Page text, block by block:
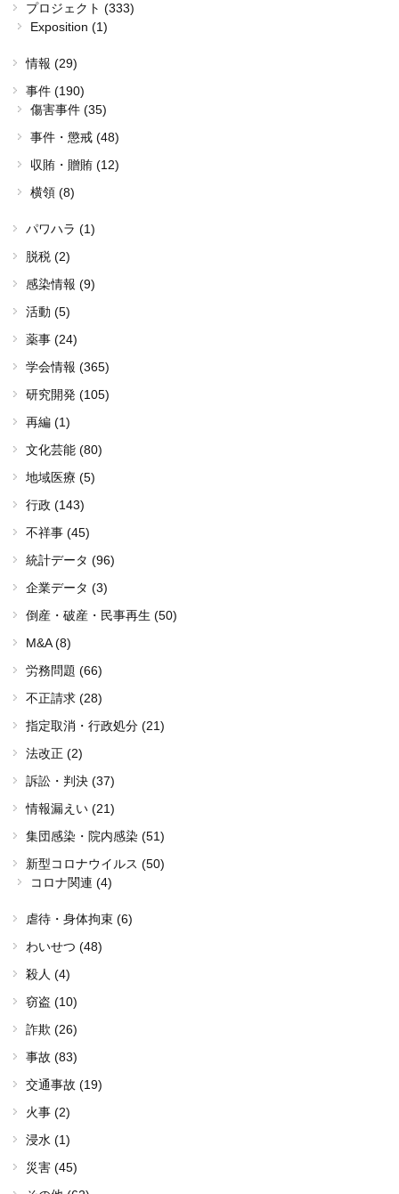
プロジェクト (333)
Exposition (1)
情報 (29)
事件 (190)
傷害事件 (35)
事件・懲戒 (48)
収賄・贈賄 (12)
横領 (8)
パワハラ (1)
脱税 (2)
感染情報 (9)
活動 (5)
薬事 (24)
学会情報 (365)
研究開発 (105)
再編 (1)
文化芸能 (80)
地域医療 (5)
行政 (143)
不祥事 (45)
統計データ (96)
企業データ (3)
倒産・破産・民事再生 (50)
M&A (8)
労務問題 (66)
不正請求 (28)
指定取消・行政処分 (21)
法改正 (2)
訴訟・判決 (37)
情報漏えい (21)
集団感染・院内感染 (51)
新型コロナウイルス (50)
コロナ関連 (4)
虐待・身体拘束 (6)
わいせつ (48)
殺人 (4)
窃盗 (10)
詐欺 (26)
事故 (83)
交通事故 (19)
火事 (2)
浸水 (1)
災害 (45)